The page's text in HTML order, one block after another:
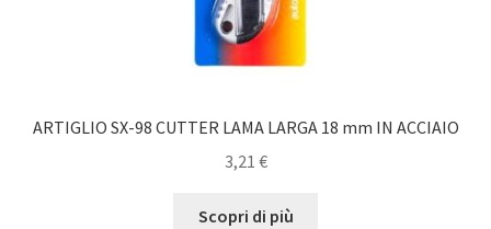
ARTIGLIO SX-98 CUTTER LAMA LARGA 18 mm IN ACCIAIO
3,21 €
Scopri di più